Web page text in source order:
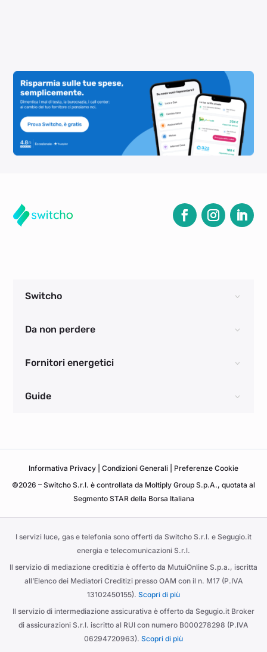
Switcho
Da non perdere
Fornitori energetici
Guide
Informativa Privacy Condizioni Generali
Preferenze Cookie
©2026 – Switcho S.r.l. è controllata da Moltiply Group S.p.A., quotata al
Segmento STAR della Borsa Italiana
I servizi luce, gas e telefonia sono offerti da Switcho S.r.l. e Segugio.it
energia e telecomunicazioni S.r.l.
Il servizio di mediazione creditizia è offerto da MutuiOnline S.p.a., iscritta
all’Elenco dei Mediatori Creditizi presso OAM con il n. M17 (P.IVA
13102450155). Scopri di più
Il servizio di intermediazione assicurativa è offerto da Segugio.it Broker
di assicurazioni S.r.l. iscritto al RUI con numero B000278298 (P.IVA
06294720963). Scopri di più